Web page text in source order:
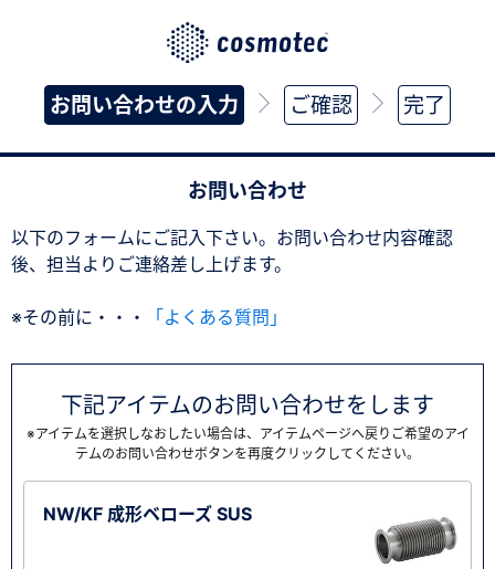
お問い合わせの入力 ご確認 完了
お問い合わせ
以下のフォームにご記入下さい。お問い合わせ内容確認
後、担当よりご連絡差し上げます。
※その前に・・・ 「よくある質問」
下記アイテムのお問い合わせをします
※アイテムを選択しなおしたい場合は、アイテムページへ戻りご希望のアイ
テムのお問い合わせボタンを再度クリックしてください。
NW/KF 成形ベローズ SUS